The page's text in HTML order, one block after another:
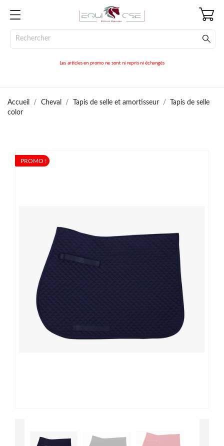
Les articles en promo ne sont ni repris ni échangés
Accueil Cheval Tapis de selle et amortisseur
Tapis de selle
color
PROMO !
PROMO !